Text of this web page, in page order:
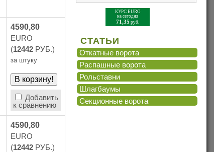
4590,80
EURO
(12442 РУБ.)
за штуку
Добавить
к сравнению
4590,80
EURO
(12442 РУБ.)
КУРС EURO
на сегодня
71,35 руб.
СТАТЬИ
Откатные ворота
Распашные ворота
Рольставни
Шлагбаумы
Cекционные ворота